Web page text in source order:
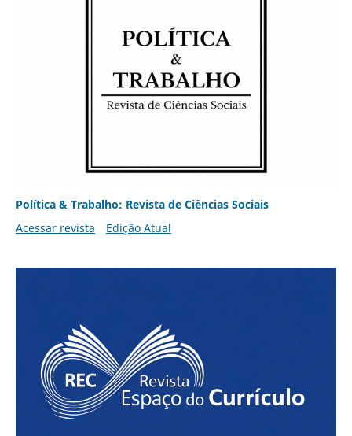
Política & Trabalho: Revista de Ciências Sociais
Acessar revista
Edição Atual